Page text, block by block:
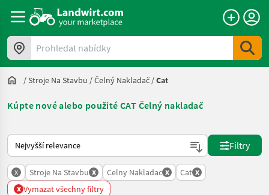
Prohledat nabídky
/Stroje Na Stavbu /Čelný Nakladač /Cat
Kúpte nové alebo použité CAT Čelný nakladač
Takto se řadí nabídky na Landwirt.com
Filtry
x Stroje Na Stavbu x Celny Nakladac x Cat x
x Vymazat všechny filtry